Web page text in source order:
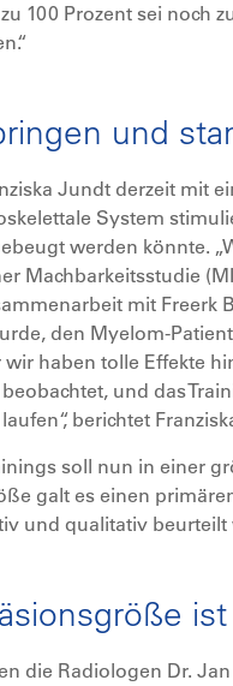
100 Prozent sei
und
Jundt derzeit mit
System
werden könnte.
Machbarkeitsstudie
mit Freerk
den Myelom-
haben tolle Effekte
und das
berichtet
soll nun in einer
galt es einen
und qualitativ beurteilt
die Radiologen Dr.